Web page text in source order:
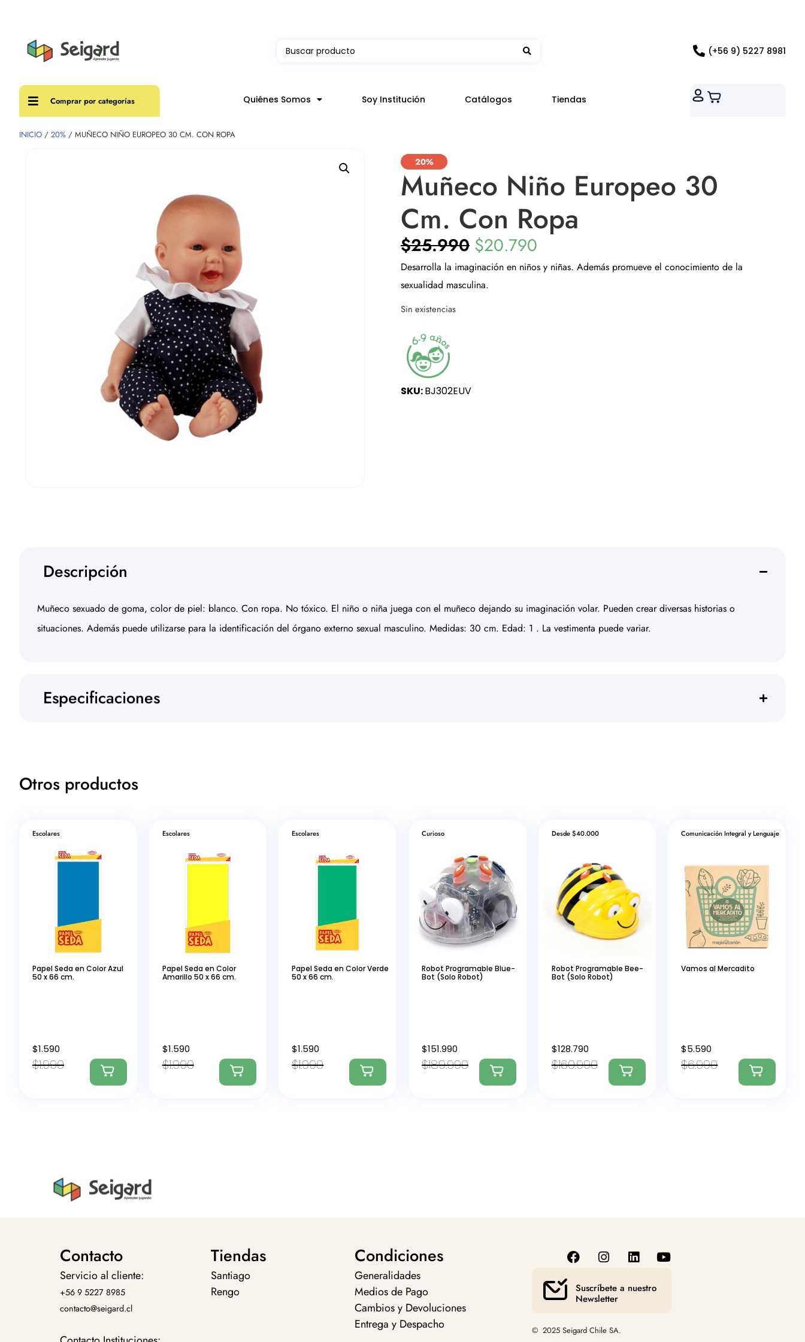
(+56 9) 5227 8981
Comprar por categorías Quiénes Somos Soy Institución Catálogos Tiendas
INICIO / 20% / MUÑECO NIÑO EUROPEO 30 CM. CON ROPA
20%
Muñeco Niño Europeo 30
Cm. Con Ropa
$25.990 $20.790
Desarrolla la imaginación en niños y niñas. Además promueve el conocimiento de la
sexualidad masculina.
Sin existencias
SKU:BJ302EUV
Descripción
Muñeco sexuado de goma, color de piel: blanco. Con ropa. No tóxico. El niño o niña juega con el muñeco dejando su imaginación volar. Pueden crear diversas historias o
situaciones. Además puede utilizarse para la identificación del órgano externo sexual masculino. Medidas: 30 cm. Edad: 1 . La vestimenta puede variar.
Especificaciones
Otros productos
Escolares
Papel Seda en Color Azul
50 x 66 cm.
$1.990
$1.590
Escolares
Papel Seda en Color
Amarillo 50 x 66 cm.
$1.990
$1.590
Escolares
Papel Seda en Color Verde
50 x 66 cm.
$1.990
$1.590
Curioso
Robot Programable Blue-
Bot (Solo Robot)
$189.990
$151.990
Desde $40.000
Robot Programable Bee-
Bot (Solo Robot)
$160.990
$128.790
Comunicación Integral y Lenguaje
Vamos al Mercadito
$6.990
$5.590
Contacto
Servicio al cliente:
+56 9 5227 8985
contacto@seigard.cl
Tiendas
Santiago
Rengo
Condiciones
Generalidades
Medios de Pago
Cambios y Devoluciones
Entrega y Despacho
Suscríbete a nuestro
Newsletter
© 2025 Seigard Chile SA.